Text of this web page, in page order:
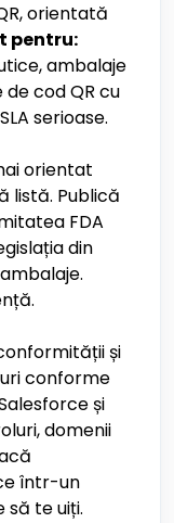
orientată
pentru:
ambalaje
cod QR cu
serioase.
orientat
listă. Publică
FDA
din
și
conforme
și
domenii
într-un
te uiți.